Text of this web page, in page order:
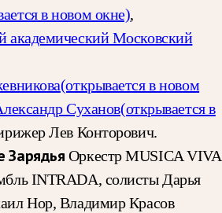
в новом окне),
академический Московский
(открывается в новом
Суханов(открывается в
Лев Конторович.
Зарядья Оркестр MUSICA
INTRADA, солисты Дарья
Нор, Владимир Красов